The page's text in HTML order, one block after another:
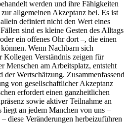
werden und ihre Fähigkeiten
allgemeinen Akzeptanz bei. Es ist
definiert nicht den Wert eines
sind es kleine Gesten des Alltags
ein offenes Ohr dort –, die einen
Wenn Nachbarn sich
Kollegen Verständnis zeigen für
Menschen am Arbeitsplatz, entsteht
der Wertschätzung. Zusammenfassend
von gesellschaftlicher Akzeptanz
erfordert einen ganzheitlichen
sowie aktiver Teilnahme an
liegt an jedem Manchen von uns –
diese Veränderungen herbeizuführen